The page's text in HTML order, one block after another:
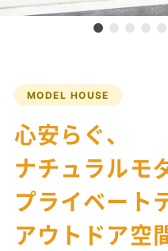
MODEL HOUSE
心安らぐ、
ナチュラルモ
プライベート
アウトドア空